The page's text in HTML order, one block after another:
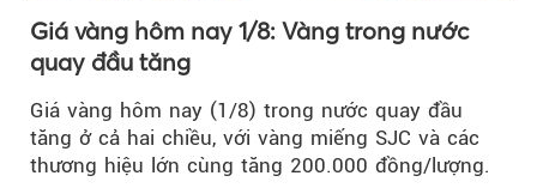
Giá vàng hôm nay 1/8: Vàng trong nước
quay đầu tăng
Giá vàng hôm nay (1/8) trong nước quay đầu
tăng ở cả hai chiều, với vàng miếng SJC và các
thương hiệu lớn cùng tăng 200.000 đồng/lượng.